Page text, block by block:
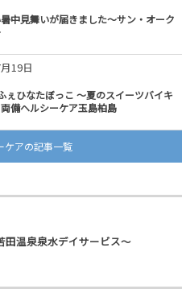
中見舞いが届きました～サン・オーク
19日
ぇひなたぼっこ ～夏のスイーツバイキ
備ヘルシーケア玉島柏島
ケアの記事一覧
田温泉泉水デイサービス～